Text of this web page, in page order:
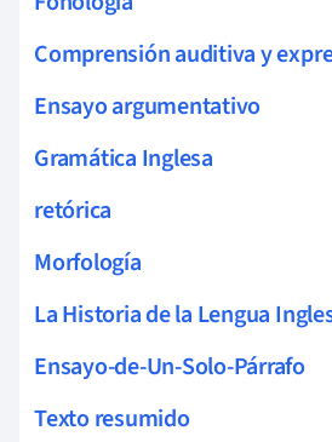
Comprensión auditiva y
Ensayo argumentativo
Gramática Inglesa
retórica
Morfología
La Historia de la Lengua
Ensayo-de-Un-Solo-Párrafo
Texto resumido